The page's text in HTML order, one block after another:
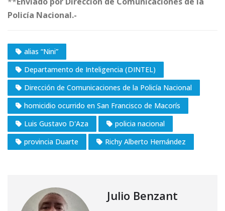
Policía Nacional.-
alias “Nini”
Departamento de Inteligencia (DINTEL)
Dirección de Comunicaciones de la Policía Nacional
homicidio ocurrido en San Francisco de Macorís
Luis Gustavo D'Aza
policia nacional
provincia Duarte
Richy Alberto Hernández
Julio Benzant